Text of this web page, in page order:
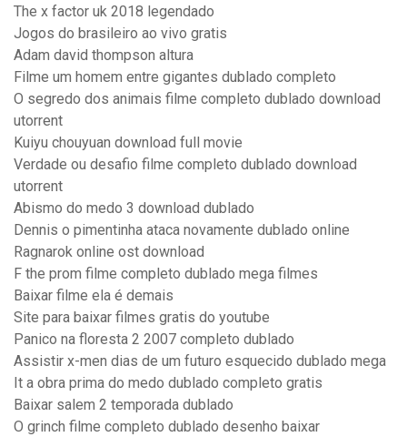
The x factor uk 2018 legendado
Jogos do brasileiro ao vivo gratis
Adam david thompson altura
Filme um homem entre gigantes dublado completo
O segredo dos animais filme completo dublado download
utorrent
Kuiyu chouyuan download full movie
Verdade ou desafio filme completo dublado download
utorrent
Abismo do medo 3 download dublado
Dennis o pimentinha ataca novamente dublado online
Ragnarok online ost download
F the prom filme completo dublado mega filmes
Baixar filme ela é demais
Site para baixar filmes gratis do youtube
Panico na floresta 2 2007 completo dublado
Assistir x-men dias de um futuro esquecido dublado mega
It a obra prima do medo dublado completo gratis
Baixar salem 2 temporada dublado
O grinch filme completo dublado desenho baixar